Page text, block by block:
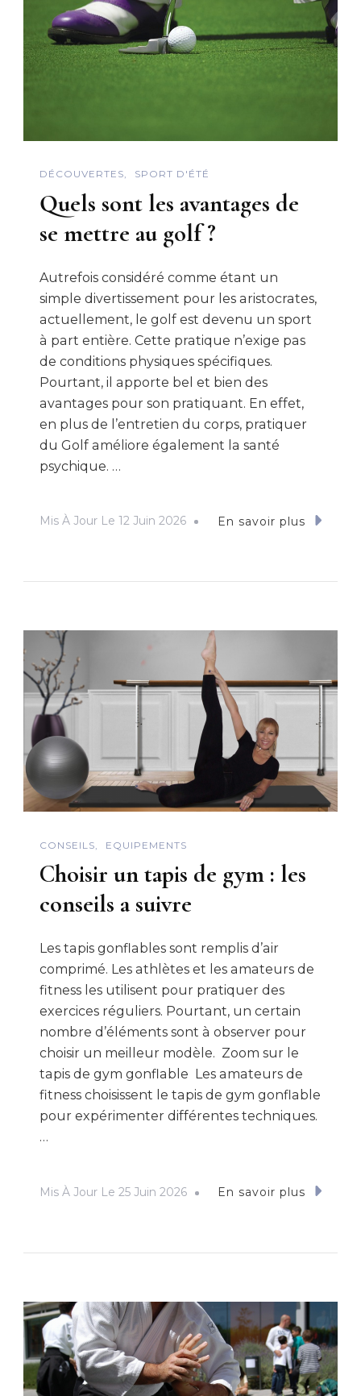
DÉCOUVERTES SPORT D'ÉTÉ
Quels sont les avantages de
se mettre au golf ?
Autrefois considéré comme étant un
simple divertissement pour les aristocrates,
actuellement, le golf est devenu un sport
à part entière. Cette pratique n’exige pas
de conditions physiques spécifiques.
Pourtant, il apporte bel et bien des
avantages pour son pratiquant. En effet,
en plus de l’entretien du corps, pratiquer
du Golf améliore également la santé
psychique. …
Mis À Jour Le 12 Juin 2026 En savoir plus
CONSEILS EQUIPEMENTS
Choisir un tapis de gym : les
conseils a suivre
Les tapis gonflables sont remplis d’air
comprimé. Les athlètes et les amateurs de
fitness les utilisent pour pratiquer des
exercices réguliers. Pourtant, un certain
nombre d’éléments sont à observer pour
choisir un meilleur modèle. Zoom sur le
tapis de gym gonflable Les amateurs de
fitness choisissent le tapis de gym gonflable
pour expérimenter différentes techniques.
…
Mis À Jour Le 25 Juin 2026 En savoir plus